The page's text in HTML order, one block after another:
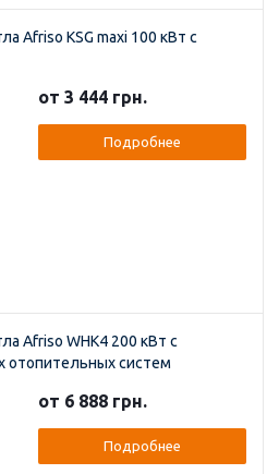
Afriso KSG maxi 100 кВт с
от 3 444 грн.
Подробнее
Afriso WHK4 200 кВт с
отопительных систем
от 6 888 грн.
Подробнее